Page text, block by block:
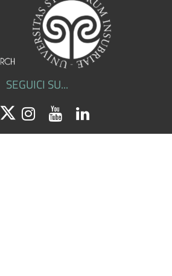
SEGUICI SU...
Facebook
TwitterInstagram
YoutubeLinkedin